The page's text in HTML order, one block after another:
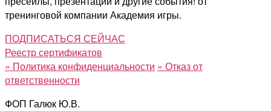
тренинговой компании Академия игры.
ПОДПИСАТЬСЯ СЕЙЧАС
Реестр сертификатов
» Политика конфиденциальности » Отказ от
ответственности
ФОП Галюк Ю.В.